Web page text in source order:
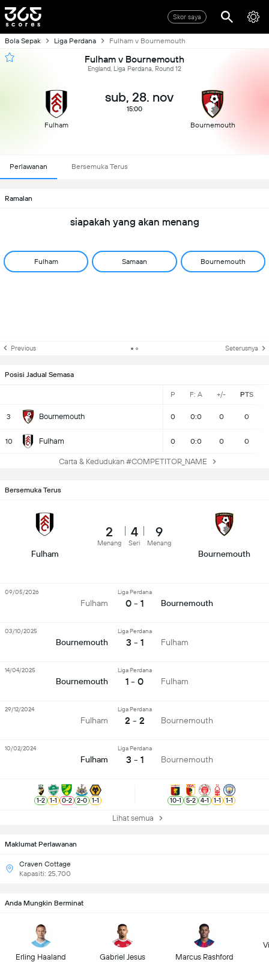
Skor saya
Bola Sepak Liga Perdana Fulham v Bournemouth
Fulham v Bournemouth
England, Liga Perdana, Round 12
Fulham
sub, 28. nov
15:00
Bournemouth
Perlawanan Bersemuka Terus
Ramalan
siapakah yang akan menang
Fulham Samaan Bournemouth
Previous Seterusnya
Posisi Jadual Semasa
P F: A +/- PTS
3 Bournemouth 0 0:0 0 0
10 Fulham 0 0:0 0 0
Carta & Kedudukan #COMPETITOR_NAME
Maklumat Perlawanan
Craven Cottage
Kapasiti: 25,700
Bersemuka Terus
Fulham
2
Menang
4
Seri
9
Menang
Bournemouth
Fulham
Liga Perdana
0 - 1 Bournemouth
09/05/2026
Bournemouth
Liga Perdana
3 - 1 Fulham
03/10/2025
Bournemouth
Liga Perdana
1 - 0 Fulham
14/04/2025
Fulham
Liga Perdana
2 - 2 Bournemouth
29/12/2024
Fulham
Liga Perdana
3 - 1 Bournemouth
10/02/2024
1-2 1-1 0-2 2-0 1-1 10-1 5-2 4-1 1-1 1-1
Lihat semua
Anda Mungkin Berminat
Erling Haaland Gabriel Jesus Marcus Rashford